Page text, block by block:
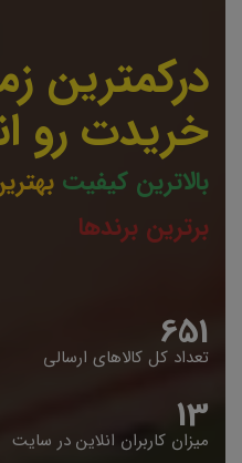
درکمترین
خریدت رو
بالاترین کیفیت
برترین برندها
653
تعداد کل کالاهای ارسالی
14
میزان کاربران انلاین در سایت